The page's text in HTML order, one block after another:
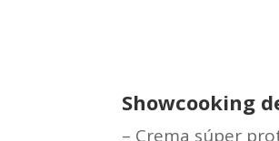
Showcooking
– Crema súper